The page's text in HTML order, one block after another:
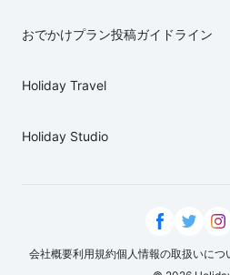
おでかけプラン投稿ガイドライン
Holiday Travel
Holiday Studio
会社概要利用規約個人情報の取扱いにつ